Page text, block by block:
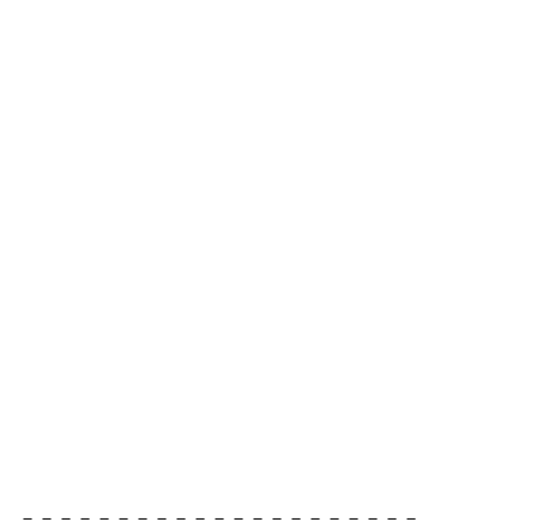
－－－－－－－－－－－－－－－－－－－－－